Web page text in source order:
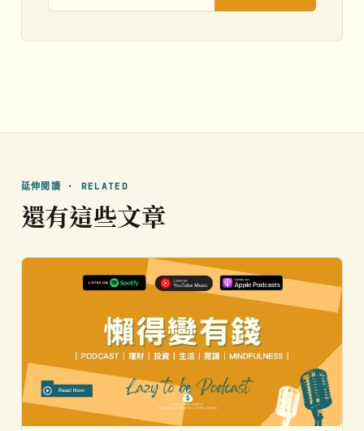
延伸閱讀 · RELATED
還有這些文章